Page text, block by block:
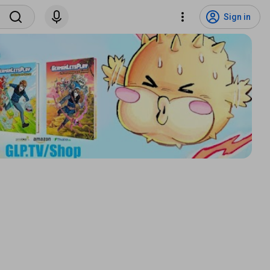
Sign in